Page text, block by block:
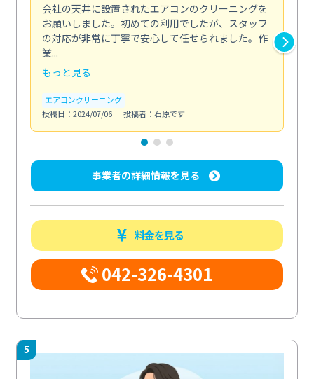
会社の天井に設置されたエアコンのクリーニングを
お願いしました。初めての利用でしたが、スタッフ
の対応が非常に丁寧で安心して任せられました。作
業...
もっと見る
エアコンクリーニング
投稿日：2024/07/06
投稿者：石原です
事業者の詳細情報を見る
料金を見る
042-326-4301
5